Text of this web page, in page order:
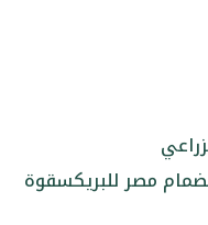
مصر للبريكسقوة